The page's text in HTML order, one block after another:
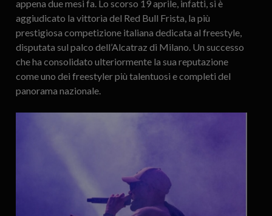
appena due mesi fa. Lo scorso 19 aprile, infatti, si è
aggiudicato la vittoria del Red Bull Frista, la più
prestigiosa competizione italiana dedicata al freestyle,
disputata sul palco dell’Alcatraz di Milano. Un successo
che ha consolidato ulteriormente la sua reputazione
come uno dei freestyler più talentuosi e completi del
panorama nazionale.